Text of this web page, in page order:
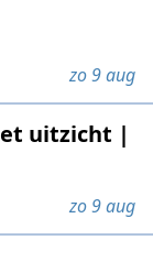
zo 9 aug
uitzicht |
zo 9 aug